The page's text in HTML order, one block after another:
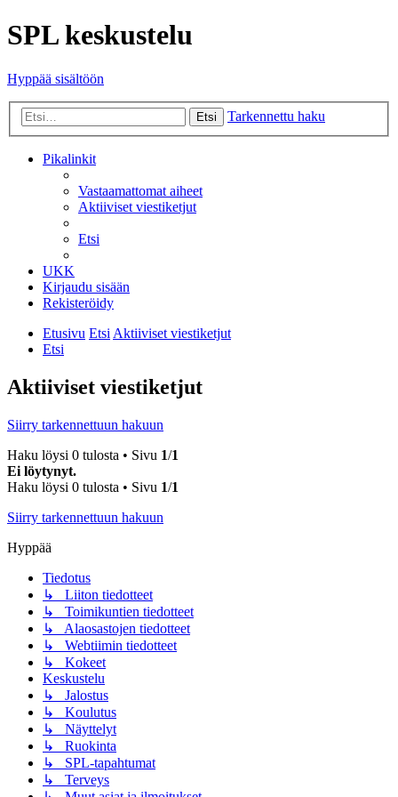
SPL keskustelu
Hyppää sisältöön
Etsi Tarkennettu haku
Pikalinkit
Vastaamattomat aiheet
Aktiiviset viestiketjut
Etsi
UKK
Kirjaudu sisään
Rekisteröidy
Etusivu EtsiAktiiviset viestiketjut
Etsi
Aktiiviset viestiketjut
Siirry tarkennettuun hakuun
Haku löysi 0 tulosta • Sivu 1/1
Ei löytynyt.
Haku löysi 0 tulosta • Sivu 1/1
Siirry tarkennettuun hakuun
Hyppää
Tiedotus
↳ Liiton tiedotteet
↳ Toimikuntien tiedotteet
↳ Alaosastojen tiedotteet
↳ Webtiimin tiedotteet
↳ Kokeet
Keskustelu
↳ Jalostus
↳ Koulutus
↳ Näyttelyt
↳ Ruokinta
↳ SPL-tapahtumat
↳ Terveys